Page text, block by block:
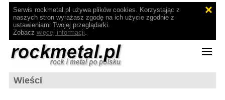
Serwis rockmetal.pl używa plików cookies. Korzystając z
naszych stron wyrażasz zgodę na ich użycie zgodnie z
ustawieniami Twojej przeglądarki.
Zobacz więcej informacji.
Wieści